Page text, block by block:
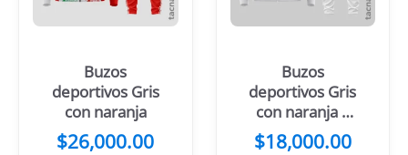
Buzos
deportivos Gris
con naranja
$26,000.00
Buzos
deportivos Gris
con naranja y
blanco
$18,000.00